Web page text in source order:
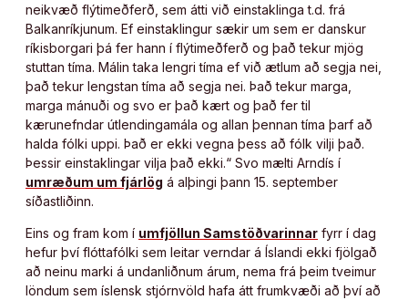
neikvæð flýtimeðferð, sem átti við einstaklinga t.d. frá
Balkanríkjunum. Ef einstaklingur sækir um sem er danskur
ríkisborgari þá fer hann í flýtimeðferð og það tekur mjög
stuttan tíma. Málin taka lengri tíma ef við ætlum að segja nei,
það tekur lengstan tíma að segja nei. Það tekur marga,
marga mánuði og svo er það kært og það fer til
kærunefndar útlendingamála og allan þennan tíma þarf að
halda fólki uppi. Það er ekki vegna þess að fólk vilji það.
Þessir einstaklingar vilja það ekki.“ Svo mælti Arndís í
umræðum um fjárlög á alþingi þann 15. september
síðastliðinn.
Eins og fram kom í umfjöllun Samstöðvarinnar fyrr í dag
hefur því flóttafólki sem leitar verndar á Íslandi ekki fjölgað
að neinu marki á undanliðnum árum, nema frá þeim tveimur
löndum sem íslensk stjórnvöld hafa átt frumkvæði að því að